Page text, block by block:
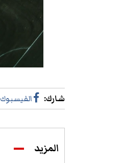
شارك: الفيسبوك
المزيد